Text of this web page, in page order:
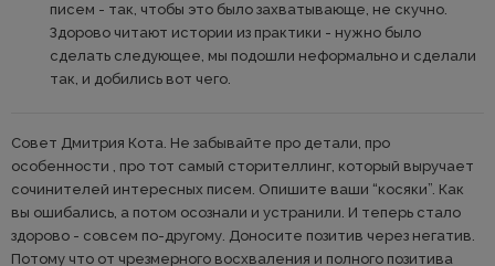
писем - так, чтобы это было захватывающе, не скучно.
Здорово читают истории из практики - нужно было
сделать следующее, мы подошли неформально и сделали
так, и добились вот чего.
Совет Дмитрия Кота. Не забывайте про детали, про
особенности , про тот самый сторителлинг, который выручает
сочинителей интересных писем. Опишите ваши “косяки”. Как
вы ошибались, а потом осознали и устранили. И теперь стало
здорово - совсем по-другому. Доносите позитив через негатив.
Потому что от чрезмерного восхваления и полного позитива